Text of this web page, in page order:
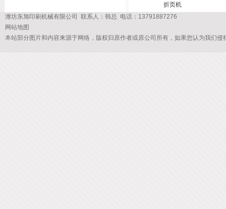
折页机
潍坊东旭印刷机械有限公司 联系人：韩总 电话：13791887276
网站地图
本站部分图片和内容来源于网络，版权归原作者或原公司所有，如果您认为我们侵